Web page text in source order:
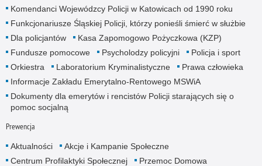
Komendanci Wojewódzcy Policji w Katowicach od 1990 roku
Funkcjonariusze Śląskiej Policji, którzy ponieśli śmierć w służbie
Dla policjantów
Kasa Zapomogowo Pożyczkowa (KZP)
Fundusze pomocowe
Psycholodzy policyjni
Policja i sport
Orkiestra
Laboratorium Kryminalistyczne
Prawa człowieka
Informacje Zakładu Emerytalno-Rentowego MSWiA
Dokumenty dla emerytów i rencistów Policji starających się o
pomoc socjalną
Prewencja
Aktualności
Akcje i Kampanie Społeczne
Centrum Profilaktyki Społecznej
Przemoc Domowa